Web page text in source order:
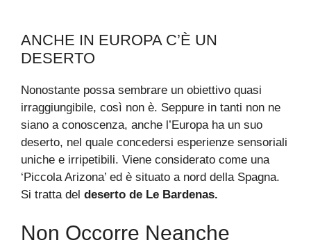
ANCHE IN EUROPA C’È UN
DESERTO
Nonostante possa sembrare un obiettivo quasi
irraggiungibile, così non è. Seppure in tanti non ne
siano a conoscenza, anche l’Europa ha un suo
deserto, nel quale concedersi esperienze sensoriali
uniche e irripetibili. Viene considerato come una
‘Piccola Arizona’ ed è situato a nord della Spagna.
Si tratta del deserto de Le Bardenas.
Non Occorre Neanche